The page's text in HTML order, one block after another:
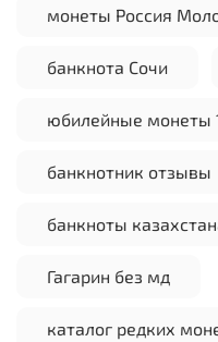
монеты Россия
банкнота Сочи
юбилейные монеты
банкнотник отзывы
банкноты
Гагарин без мд
каталог редких